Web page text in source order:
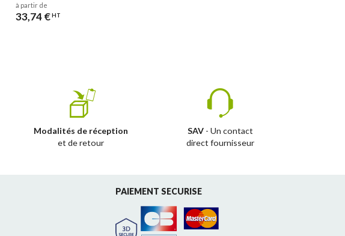
à partir de
33,74 €HT
Modalités de réception
et de retour
SAV- Un contact
direct fournisseur
PAIEMENT SECURISE